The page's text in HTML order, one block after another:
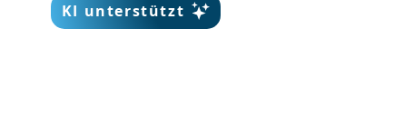
KI unterstützt